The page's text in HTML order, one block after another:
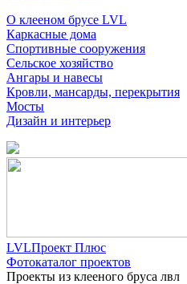
О клееном брусе LVL
Каркасные дома
Спортивные сооружения
Сельское хозяйство
Ангары и навесы
Кровли, мансарды, перекрытия
Мосты
Дизайн и интерьер
LVLПроект Плюс
Фотокаталог проектов
Проекты из клееного бруса лвл